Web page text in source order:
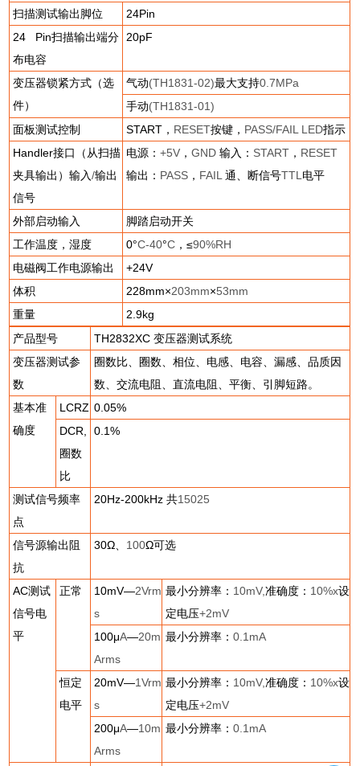
扫描测试输出脚位
24Pin
24 Pin扫描输出端分
布电容
20pF
变压器锁紧方式（选
件）
气动(TH1831-02)最大支持0.7MPa
手动(TH1831-01)
面板测试控制
START ， RESET按键， PASS/FAIL LED指示
Handler接口（从扫描
夹具输出）输入/输出
信号
电源：+5V ，GND输入： START ， RESET
输出： PASS ， FAIL通、断信号TTL 电平
外部启动输入
脚踏启动开关
工作温度，湿度
0°C-40°C ，≤90%RH
电磁阀工作电源输出
+24V
体积
228mm×203mm×53mm
重量
2.9kg
产品型号
TH2832XC变压器测试系统
变压器测试参
数
圈数比、圈数、相位、电感、电容、漏感、品质因
数、交流电阻、直流电阻、平衡、引脚短路。
基本准
确度
LCRZ 0.05%
DCR,
圈数
比
0.1%
测试信号频率
点
20Hz-200kHz共15025
信号源输出阻
抗
30Ω、 100Ω可选
AC测试
信号电
平
正常 10mV—2Vrm
s
最小分辨率： 10mV,准确度： 10%x设
定电压+2mV
100μA—20m
Arms
最小分辨率：0.1mA
恒定
电平
20mV—1Vrm
s
最小分辨率： 10mV,准确度： 10%x设
定电压+2mV
200μA—10m
Arms
最小分辨率：0.1mA